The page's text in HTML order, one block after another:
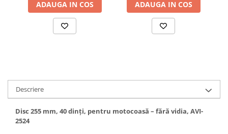
Accesorii baterii sanitare
Accesorii chiuvete
Sisteme filtrare instalatii
Sonerii electrice
Termometre Meteo
Gradina - Gradinarit
ADAUGA IN COS ADAUGA IN COS
Descriere
Disc 255 mm, 40 dinți, pentru motocoasă – fără vidia, AVI-
2524